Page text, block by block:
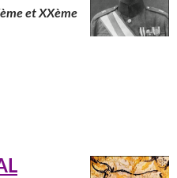
et XXème